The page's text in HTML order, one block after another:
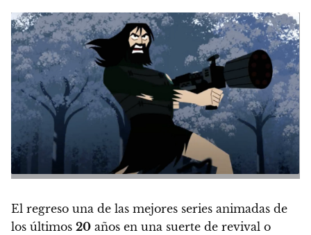
El regreso una de las mejores series animadas de
los últimos 20 años en una suerte de revival o